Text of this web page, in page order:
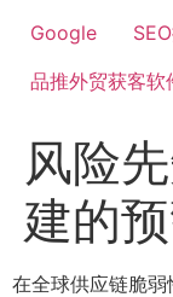
Google
品推外贸获客软
风险
建的
在全球供应链脆弱